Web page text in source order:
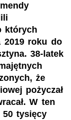
których
2019 roku do
38-latek
że
pożyczał
W ten
tysięcy